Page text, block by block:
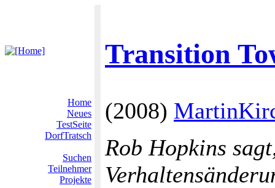
Transition
Home
Neues
TestSeite
DorfTratsch
Suchen
Teilnehmer
Projekte
(2008)
Rob Hopkins